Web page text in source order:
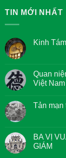
TIN MỚI NHẤT
Kinh
luận
ở
Kinh
Giác
Ngộ
Đại
Nhân
Quan
Việt Nam
bình
về
Chữ
Đức
Tản mạn
luận
ở
Tản
BA VỊ
GIÁM